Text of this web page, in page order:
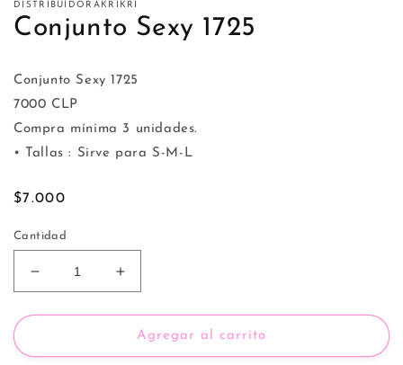
modal
DISTRIBUIDORAKRIKRI
Conjunto Sexy 1725
Conjunto Sexy 1725
7000 CLP
Compra mínima 3 unidades.
• Tallas : Sirve para S-M-L
Precio
$7.000
Cantidad
Reducir
cantidad
para
Sexy
Aumentar
cantidad
para
Conjunto
Sexy
Agregar al carrito